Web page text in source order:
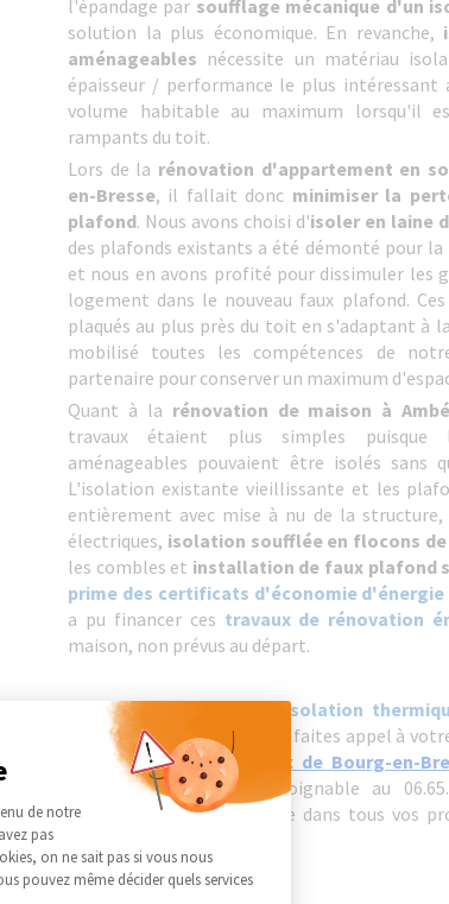
l'épandage par soufflage mécanique d'un
solution la plus économique. En revanche,
aménageables nécessite un matériau
épaisseur / performance le plus intéressant
volume habitable au maximum lorsqu'il
rampants du toit.
Lors de la rénovation d'appartement en
en-Bresse, il fallait donc minimiser la
plafond. Nous avons choisi d'isoler en laine
des plafonds existants a été démonté pour la
et nous en avons profité pour dissimuler les
logement dans le nouveau faux plafond.
plaqués au plus près du toit en s'adaptant à
mobilisé toutes les compétences de
partenaire pour conserver un maximum
Quant à la rénovation de maison à
travaux étaient plus simples puisque
aménageables pouvaient être isolés sans
L'isolation existante vieillissante et les
entièrement avec mise à nu de la structure,
électriques, isolation soufflée en flocons de
les combles et installation de faux plafond
prime des certificats d'économie d'énergie
a pu financer ces travaux de rénovation
maison, non prévus au départ.
Pour tous vos travaux d'isolation
énergétique dans l'Ain (01), faites appel à
La Maison Des Travaux de Bourg-en-
Bugey et Meximieux
! Joignable au
Solanilla vous accompagne dans tous vos
Les plus
du Consentement :
de notre
pas
on ne sait pas si vous nous
pouvez même décider quels services